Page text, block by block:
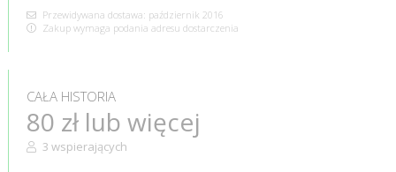
Przewidywana dostawa: październik 2016
Zakup wymaga podania adresu dostarczenia
CAŁA HISTORIA
80 zł lub więcej
3 wspierających